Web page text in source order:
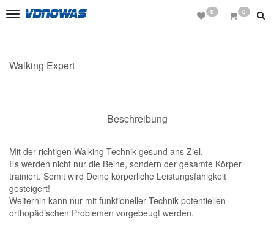
Toggle
0
0
Walking Expert
Beschreibung
Mit der richtigen Walking Technik gesund ans Ziel.
Es werden nicht nur die Beine, sondern der gesamte Körper
trainiert. Somit wird Deine körperliche Leistungsfähigkeit
gesteigert!
Weiterhin kann nur mit funktioneller Technik potentiellen
orthopädischen Problemen vorgebeugt werden.